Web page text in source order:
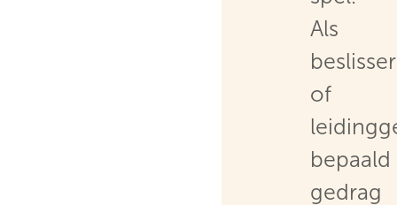
Als
of
bepaald
gedrag